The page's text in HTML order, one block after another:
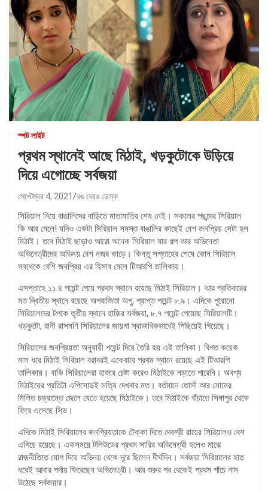
স্পট লাইট
প্রথম স্থানেই আছে মিঠাই, খড়কুটোকে উড়িয়ে
দিয়ে এগোচ্ছে সর্বজয়া
সেপ্টেম্বর 4, 2021 রঙ বেরঙ ডেস্ক
সিরিয়াল নিয়ে বাঙালিদের বাড়িতে মাতামাতির শেষ নেই। সকলের পছন্দের সিরিয়াল
কি আর মেলে! যদিও একটা সিরিয়াল সমস্ত বাঙালির কাছেই বেশ জনপ্রিয় সেটা হল
মিঠাই। তবে মিঠাই ছাড়াও আরো অনেক সিরিয়াল যার গল্প আর অভিনেতা
অভিনেত্রীদের অভিনয় বেশ নজর কাড়ে। কিন্তু সপ্তাহের শেষে কোন সিরিয়াল
সবথেকে বেশি জনপ্রিয় এর হিসাব মেলে টিআরপি তালিকায়।
এসপ্তাহে ১১.৪ পয়েন্ট পেয়ে প্রথম স্থানে রয়েছে মিঠাই সিরিয়াল। আর প্রতিবারের
মত দ্বিতীয় স্থানে রয়েছে অপরাজিতা অপু, প্রাপ্ত পয়েন্ট ৮.৯। এদিকে পুরোনো
সিরিয়ালদের টপকে তৃতীয় স্থানে হাজির সর্বজয়া, ৮.৭ পয়েন্ট পেয়েছে সিরিয়ালটি।
খড়কুটো, রানী রাসমণি সিরিয়ালের জায়গা স্বাভাবিকভাবেই পিছিয়েই গিয়েছে।
সিরিয়ালের জনপ্রিয়তা অনুযায়ী পয়েন্ট দিয়ে তৈরি হয় এই তালিকা। বিগত কয়েক
মাস ধরে মিঠাই সিরিয়াল বরাবরই একেবারে প্রথম স্থানে রয়েছে এই টিআরপি
তালিকায়। বাকি সিরিয়ালেরা হাজার চেষ্টা করেও মিঠাইকে নড়াতে পারেনি। অবশ্য
মিঠাইয়ের প্রতিটা এপিসোডই সত্যি দেখবার মত। বর্তমানে তোর্সা আর সোমের
মিলিত চক্রান্তে জেলে যেতে হয়েছে মিঠাইকে। তবে মিঠাইকে বাঁচাতে সিঙ্গাপুর থেকে
ফিরে এসেছে সিড।
এদিকে মিঠাই সিরিয়ালের জনপ্রিয়তাকে টেক্কা দিতে দেবশ্রী রায়ের সিরিয়ালও বেশ
এগিয়ে রয়েছে। একসময়ে টলিউডের প্রথম সারির অভিনেত্রী হলেও মাঝে
রাজনীতিতে যোগ দিয়ে অভিনয় থেকে দূরে ছিলেন দীর্ঘদিন। সর্বজয়া সিরিয়ালের হাত
ধরেই আবার পর্দায় ফিরেছেন অভিনেত্রী। আর শুরুর পর থেকেই প্রথম পাঁচে নাম
উঠেছে সর্বজয়ার।